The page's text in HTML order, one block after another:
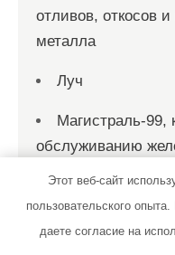
отливов, откосов
металла
Луч
Магистраль-99,
обслуживанию
комплексных
промышленного
Маринель,
Этот веб-сайт
пользовательского
даете согласие на